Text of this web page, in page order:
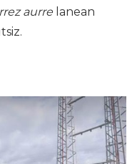
aurre lanean